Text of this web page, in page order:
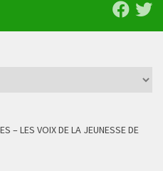
– LES VOIX DE LA JEUNESSE DE